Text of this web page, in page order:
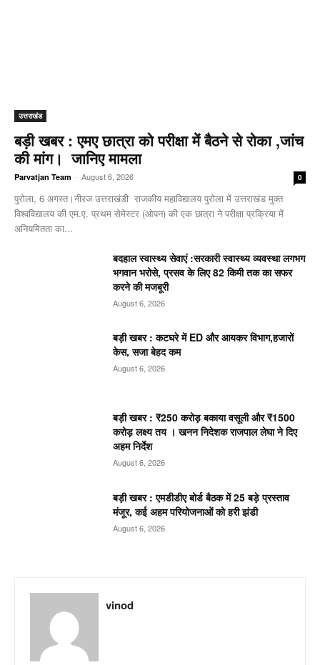
उत्तराखंड
बड़ी खबर : एमए छात्रा को परीक्षा में बैठने से रोका ,जांच
की मांग। जानिए मामला
Parvatjan Team - August 6, 2026 0
पुरोला, 6 अगस्त।नीरज उत्तराखंडी राजकीय महाविद्यालय पुरोला में उत्तराखंड मुक्त
विश्वविद्यालय की एम.ए. प्रथम सेमेस्टर (ओपन) की एक छात्रा ने परीक्षा प्रक्रिया में
अनियमितता का...
बदहाल स्वास्थ्य सेवाएं :सरकारी स्वास्थ्य व्यवस्था लगभग
भगवान भरोसे, प्रसव के लिए 82 किमी तक का सफर
करने की मजबूरी
August 6, 2026
बड़ी खबर : कटघरे में ED और आयकर विभाग,हजारों
केस, सजा बेहद कम
August 6, 2026
बड़ी खबर : ₹250 करोड़ बकाया वसूली और ₹1500
करोड़ लक्ष्य तय । खनन निदेशक राजपाल लेघा ने दिए
अहम निर्देश
August 6, 2026
बड़ी खबर : एमडीडीए बोर्ड बैठक में 25 बड़े प्रस्ताव
मंजूर, कई अहम परियोजनाओं को हरी झंडी
August 6, 2026
vinod